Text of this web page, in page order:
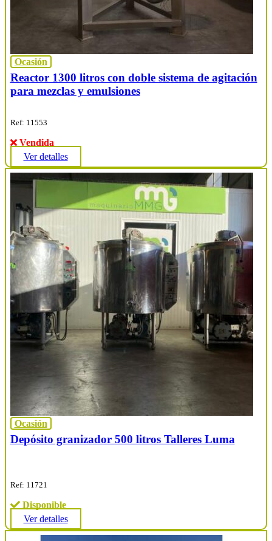
Ocasión
Reactor 1300 litros con doble sistema de agitación
para mezclas y emulsiones
Ref: 11553
Vendida
Ver detalles
Ocasión
Depósito granizador 500 litros Talleres Luma
Ref: 11721
Disponible
Ver detalles